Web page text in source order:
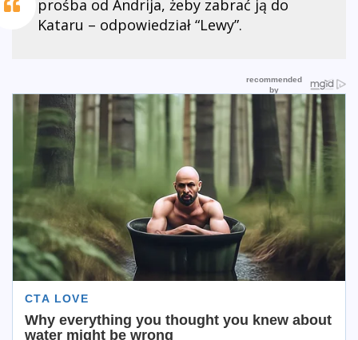
prośba od Andrija, żeby zabrać ją do
Kataru – odpowiedział “Lewy”.